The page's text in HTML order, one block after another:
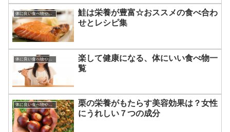
体に良い食べ物やその効果
鮭は栄養が豊富☆おススメの食べ合わ
せとレシピ集
体に良い食べ物やその効果
楽して健康になる、体にいい食べ物一
覧
栗の栄養がもたらす美容効果は？女性
にうれしい７つの成分